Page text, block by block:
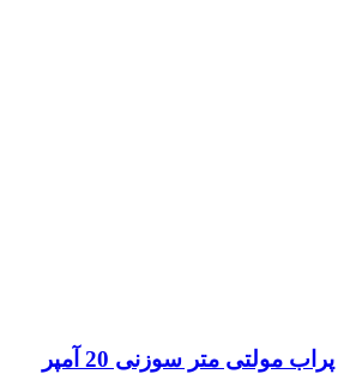
پراب مولتی متر سوزنی 20 آمپر